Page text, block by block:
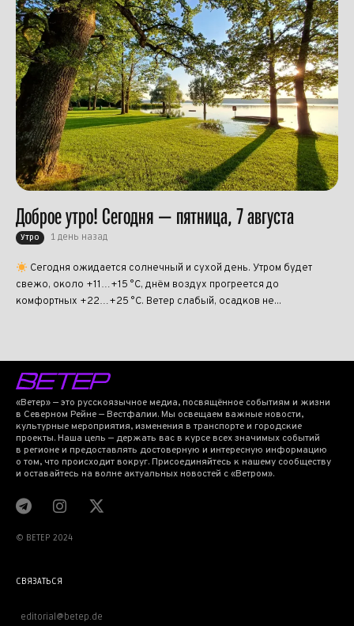
Доброе утро! Сегодня — пятница, 7 августа
Утро 1 день назад
Сегодня ожидается солнечный и сухой день. Утром будет
свежо, около +11…+15 °C, днём воздух прогреется до
комфортных +22…+25 °C. Ветер слабый, осадков не...
«Ветер» — это русскоязычное медиа, посвящённое событиям и жизни
в Северном Рейне — Вестфалии. Мы освещаем важные новости,
культурные мероприятия, изменения в транспорте и городские
проекты. Наша цель — держать вас в курсе всех значимых событий
в регионе и предоставлять достоверную и интересную информацию
о том, что происходит вокруг. Присоединяйтесь к нашему сообществу
и оставайтесь на волне актуальных новостей с «Ветром».
© BETEP 2024
СВЯЗАТЬСЯ
editorial@betep.de